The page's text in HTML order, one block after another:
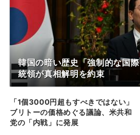
韓国の暗い歴史「強制的な国
統領が真相解明を約束
「1個3000円超もすべきではない」
ブリトーの価格めぐる議論、米共和
党の「内戦」に発展